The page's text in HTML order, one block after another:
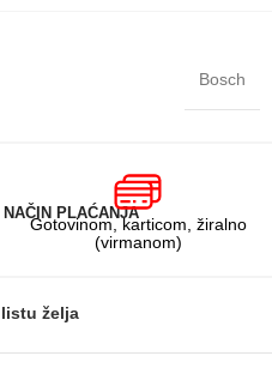
Bosch
NAČIN PLAĆANJA
Gotovinom, karticom, žiralno
(virmanom)
želja